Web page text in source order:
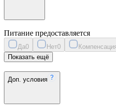
Питание предоставляется
Да0 Нет0
Показать ещё
Доп. условия